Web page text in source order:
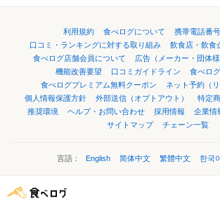
利用規約 食べログについて
携帯電話番
口コミ・ランキングに対する取り組み
飲食店・飲食
食べログ店舗会員について
広告（メーカー・団体
機能改善要望
口コミガイドライン
食べロ
食べログプレミアム無料クーポン
ネット予約（
個人情報保護方針
外部送信（オプトアウト）
特定
推奨環境
ヘルプ・お問い合わせ 採用情報 企業情
サイトマップ
チェーン一覧
言語： English 简体中文 繁體中文 한국